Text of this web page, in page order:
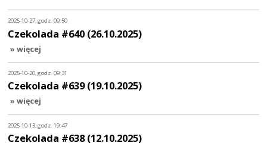
2025-10-27, godz. 09:50
Czekolada #640 (26.10.2025)
» więcej
2025-10-20, godz. 09:31
Czekolada #639 (19.10.2025)
» więcej
2025-10-13, godz. 19:47
Czekolada #638 (12.10.2025)